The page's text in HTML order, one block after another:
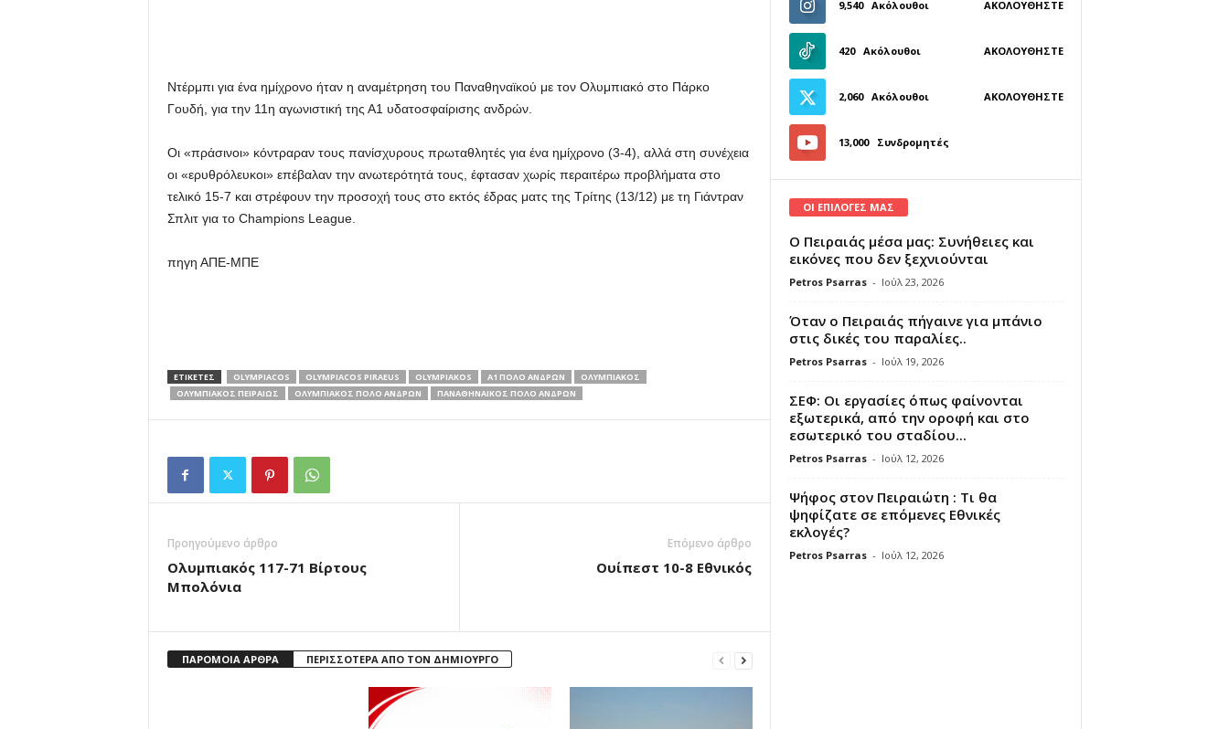
Ντέρμπι για ένα ημίχρονο ήταν η αναμέτρηση του Παναθηναϊκού με τον Ολυμπιακό στο Πάρκο
Γουδή, για την 11η αγωνιστική της Α1 υδατοσφαίρισης ανδρών.
Οι «πράσινοι» κόντραραν τους πανίσχυρους πρωταθλητές για ένα ημίχρονο (3-4), αλλά στη συνέχεια
οι «ερυθρόλευκοι» επέβαλαν την ανωτερότητά τους, έφτασαν χωρίς περαιτέρω προβλήματα στο
τελικό 15-7 και στρέφουν την προσοχή τους στο εκτός έδρας ματς της Τρίτης (13/12) με τη Γιάντραν
Σπλιτ για το Champions League.
πηγη ΑΠΕ-ΜΠΕ
ΕΤΙΚΕΤΕΣ OLYMPIACOS OLYMPIACOS PIRAEUS OLYMPIAKOS Α1 ΠΟΛΟ ΑΝΔΡΩΝ
ΟΛΥΜΠΙΑΚΟΣ
ΟΛΥΜΠΙΑΚΟΣ ΠΕΙΡΑΙΩΣ
ΟΛΥΜΠΙΑΚΟΣ ΠΟΛΟ ΑΝΔΡΩΝ ΠΑΝΑΘΗΝΑΙΚΟΣ ΠΟΛΟ ΑΝΔΡΩΝ
Προηγούμενο άρθρο
Ολυμπιακός 117-71 Βίρτους
Μπολόνια
Επόμενο άρθρο
Ουίπεστ 10-8 Εθνικός
ΠΑΡΟΜΟΙΑ ΑΡΘΡΑ ΠΕΡΙΣΣΟΤΕΡΑ ΑΠΟ ΤΟΝ ΔΗΜΙΟΥΡΓΟ
9,540 Ακόλουθοι ΑΚΟΛΟΥΘΉΣΤΕ
420 Ακόλουθοι ΑΚΟΛΟΥΘΉΣΤΕ
2,060 Ακόλουθοι ΑΚΟΛΟΥΘΉΣΤΕ
13,000 Συνδρομητές
ΓΊΝΕΤΕ ΣΥΝΔΡΟΜΗΤΉΣ
ΟΙ ΕΠΙΛΟΓΕΣ ΜΑΣ
Ο Πειραιάς μέσα μας: Συνήθειες και
εικόνες που δεν ξεχνιούνται
Petros Psarras - Ιούλ 23, 2026
Όταν ο Πειραιάς πήγαινε για μπάνιο
στις δικές του παραλίες..
Petros Psarras - Ιούλ 19, 2026
ΣΕΦ: Οι εργασίες όπως φαίνονται
εξωτερικά, από την οροφή και στο
εσωτερικό του σταδίου...
Petros Psarras - Ιούλ 12, 2026
Ψήφος στον Πειραιώτη : Τι θα
ψηφίζατε σε επόμενες Εθνικές
εκλογές?
Petros Psarras - Ιούλ 12, 2026